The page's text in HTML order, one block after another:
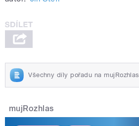
Všechny díly pořadu na mujRozhlas
mujRozhlas